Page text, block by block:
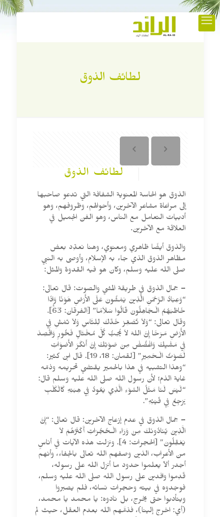
لطائف الذوق
لطائف الذوق
الذوق هو الحاسة المعنوية الشفافة التي تدعو صاحبها
إلى مراعاة مشاعر الآخرين، وأحوالهم، وظروفهم، وهو
أدبيات التعامل مع الناس، وهو الفن الجميل في
العلاقة مع الآخرين.
والذوق أيضًا ظاهري ومعنوي، وهنا نعدِّد بعض
مظاهر الذوق الذي جاء به الإسلام، وأوصى به النبي
صلى الله عليه وسلم، وكان هو فيه القدوة والمثل:
– جمال الذوق في طريقة المشي والصوت: قال تعالى:
“وَعِبَادُ الرَّحْمَنِ الَّذِينَ يَمْشُونَ عَلَى الأَرْضِ هَوْنًا وَإِذَا
خَاطَبَهُمُ الْـجَاهِلُونَ قَالُوا سَلاَمًا” [الفرقان: 63].
وقال تعالى: “وَلاَ تُصَعِّرْ خَدَّكَ لِلنَّاسِ وَلاَ تَمْشِ فِي
الأَرْضِ مَرَحًا إِنَّ اللهَ لاَ يُحِبُّ كُلَّ مُخْتَالٍ فَخُورٍ وَاقْصِدْ
فِي مَشْيِكَ وَاغْضُضْ مِنْ صَوْتِكَ إِنَّ أَنْكَرَ الأَصْوَاتِ
لَصَوْتُ الْـحَمِيرِ” [لقمان: 18، 19]. قال ابن كثير:
“وهذا التشبيه في هذا بالحمير يقتضي تحريمه وذمّه
غاية الذم؛ لأن رسول الله صلى الله عليه وسلم قال:
“لَيْسَ لَنَا مَثَلُ السَّوْءِ الَّذِي يَعُودُ فِي هِبَتِهِ كَالْكَلْبِ
يَرْجِعُ فِي قَيْئِهِ”.
– جمال الذوق في عدم إزعاج الآخرين: قال تعالى: “إِنَّ
الَّذِينَ يُنَادُونَكَ مِنْ وَرَاءِ الْـحُجُرَاتِ أَكْثَرُهُمْ لاَ
يَعْقِلُونَ” [الحجرات: 4]. ونزلت هذه الآيات في أناسٍ
من الأعراب، الذين وصفهم الله تعالى بالجفاء، وأنهم
أجدر ألاّ يعلموا حدود ما أنزل الله على رسوله،
قَدِموا وافدين على رسول الله صلى الله عليه وسلم،
فوجدوه في بيته وحجرات نسائه، فلم يصبروا
ويتأدبوا حتى يخرج، بل نادوه: يا محمد يا محمد،
(أي: اخرج إلينا)، فذمَّهم الله بعدم العقل، حيث لم